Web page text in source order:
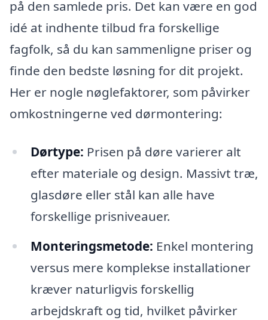
på den samlede pris. Det kan være en god
idé at indhente tilbud fra forskellige
fagfolk, så du kan sammenligne priser og
finde den bedste løsning for dit projekt.
Her er nogle nøglefaktorer, som påvirker
omkostningerne ved dørmontering:
Dørtype: Prisen på døre varierer alt
efter materiale og design. Massivt træ,
glasdøre eller stål kan alle have
forskellige prisniveauer.
Monteringsmetode: Enkel montering
versus mere komplekse installationer
kræver naturligvis forskellig
arbejdskraft og tid, hvilket påvirker